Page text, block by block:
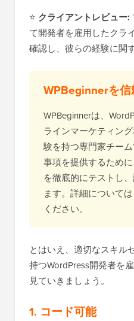
⭐ クライアントレビュー:
て開発者を雇用したクラ
確認し、彼らの経験に関
WPBeginnerを
WPBeginnerは、
ラインマーケティン
験を持つ専門家チー
事項を提供するため
を徹底的にテストし
ます。詳細については
ください。
とはいえ、適切なスキル
持つWordPress開発者を
見ていきましょう。
1. コード可能